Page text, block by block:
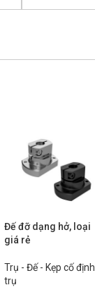
Đế đỡ dạng hở, loại
giá rẻ
Trụ - Đế - Kẹp cố định
trụ